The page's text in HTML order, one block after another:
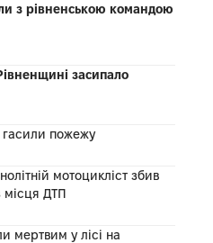
з рівненською командою
засипало
гасили пожежу
мотоцикліст збив
місця ДТП
мертвим у лісі на